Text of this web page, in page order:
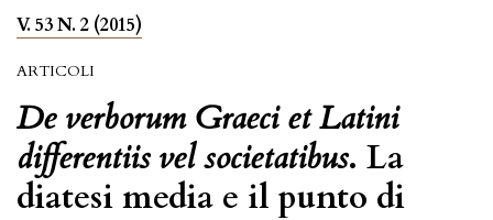
V. 53 N. 2 (2015)
ARTICOLI
De verborum Graeci et Latini
differentiis vel societatibus. La
diatesi media e il punto di